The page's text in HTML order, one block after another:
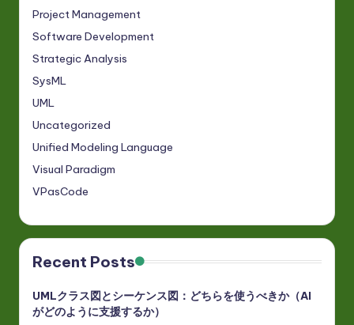
Project Management
Software Development
Strategic Analysis
SysML
UML
Uncategorized
Unified Modeling Language
Visual Paradigm
VPasCode
Recent Posts
UMLクラス図とシーケンス図：どちらを使うべきか（AI
がどのように支援するか）